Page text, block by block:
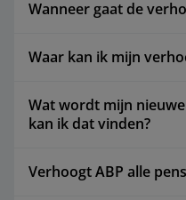
Wanneer gaat de
Waar kan ik mijn
Wat wordt mijn
kan ik dat vinden?
Verhoogt ABP alle